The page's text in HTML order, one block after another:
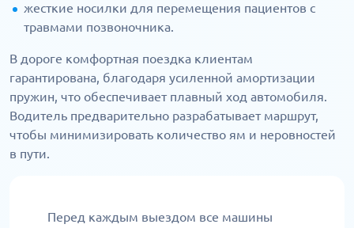
жесткие носилки для перемещения пациентов с
травмами позвоночника.
В дороге комфортная поездка клиентам
гарантирована, благодаря усиленной амортизации
пружин, что обеспечивает плавный ход автомобиля.
Водитель предварительно разрабатывает маршрут,
чтобы минимизировать количество ям и неровностей
в пути.
Перед каждым выездом все машины